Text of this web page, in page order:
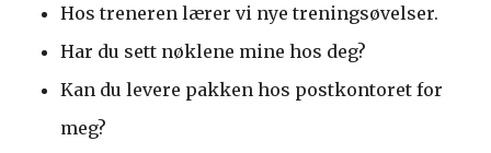
Hos treneren lærer vi nye treningsøvelser.
Har du sett nøklene mine hos deg?
Kan du levere pakken hos postkontoret for
meg?